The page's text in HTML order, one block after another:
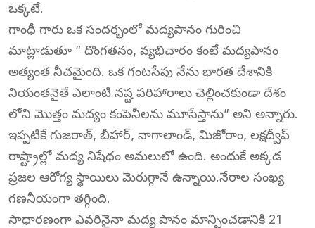
ఒక్కటే.
గాంధీ గారు ఒక సందర్భంలో మద్యపానం గురించి
మాట్లాడుతూ ” దొంగతనం, వ్యభిచారం కంటే మద్యపానం
అత్యంత నీచమైంది. ఒక గంటసేపు నేను భారత దేశానికి
నియంతనైతే ఎలాంటి నష్ట పరిహారాలు చెల్లించకుండా దేశం
లోని మొత్తం మద్యం కంపెనీలను మూసేస్తాను” అని అన్నారు.
ఇప్పటికే గుజరాత్, బీహార్, నాగాలాండ్, మిజోరాం, లక్షద్వీప్
రాష్ట్రాల్లో మద్య నిషేధం అమలులో ఉంది. అందుకే అక్కడ
ప్రజల ఆరోగ్య స్థాయిలు మెరుగ్గానే ఉన్నాయి.నేరాల సంఖ్య
గణనీయంగా తగ్గింది.
సాధారణంగా ఎవరినైనా మద్య పానం మాన్పించడానికి 21